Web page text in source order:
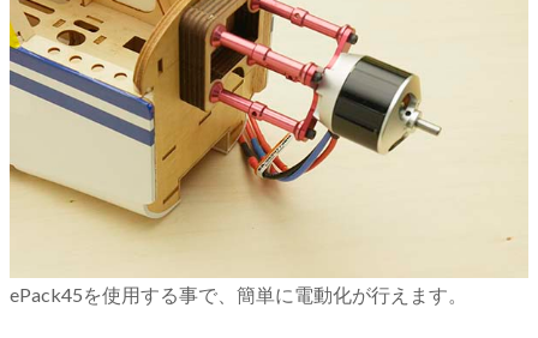
ePack45を使用する事で、簡単に電動化が行えます。